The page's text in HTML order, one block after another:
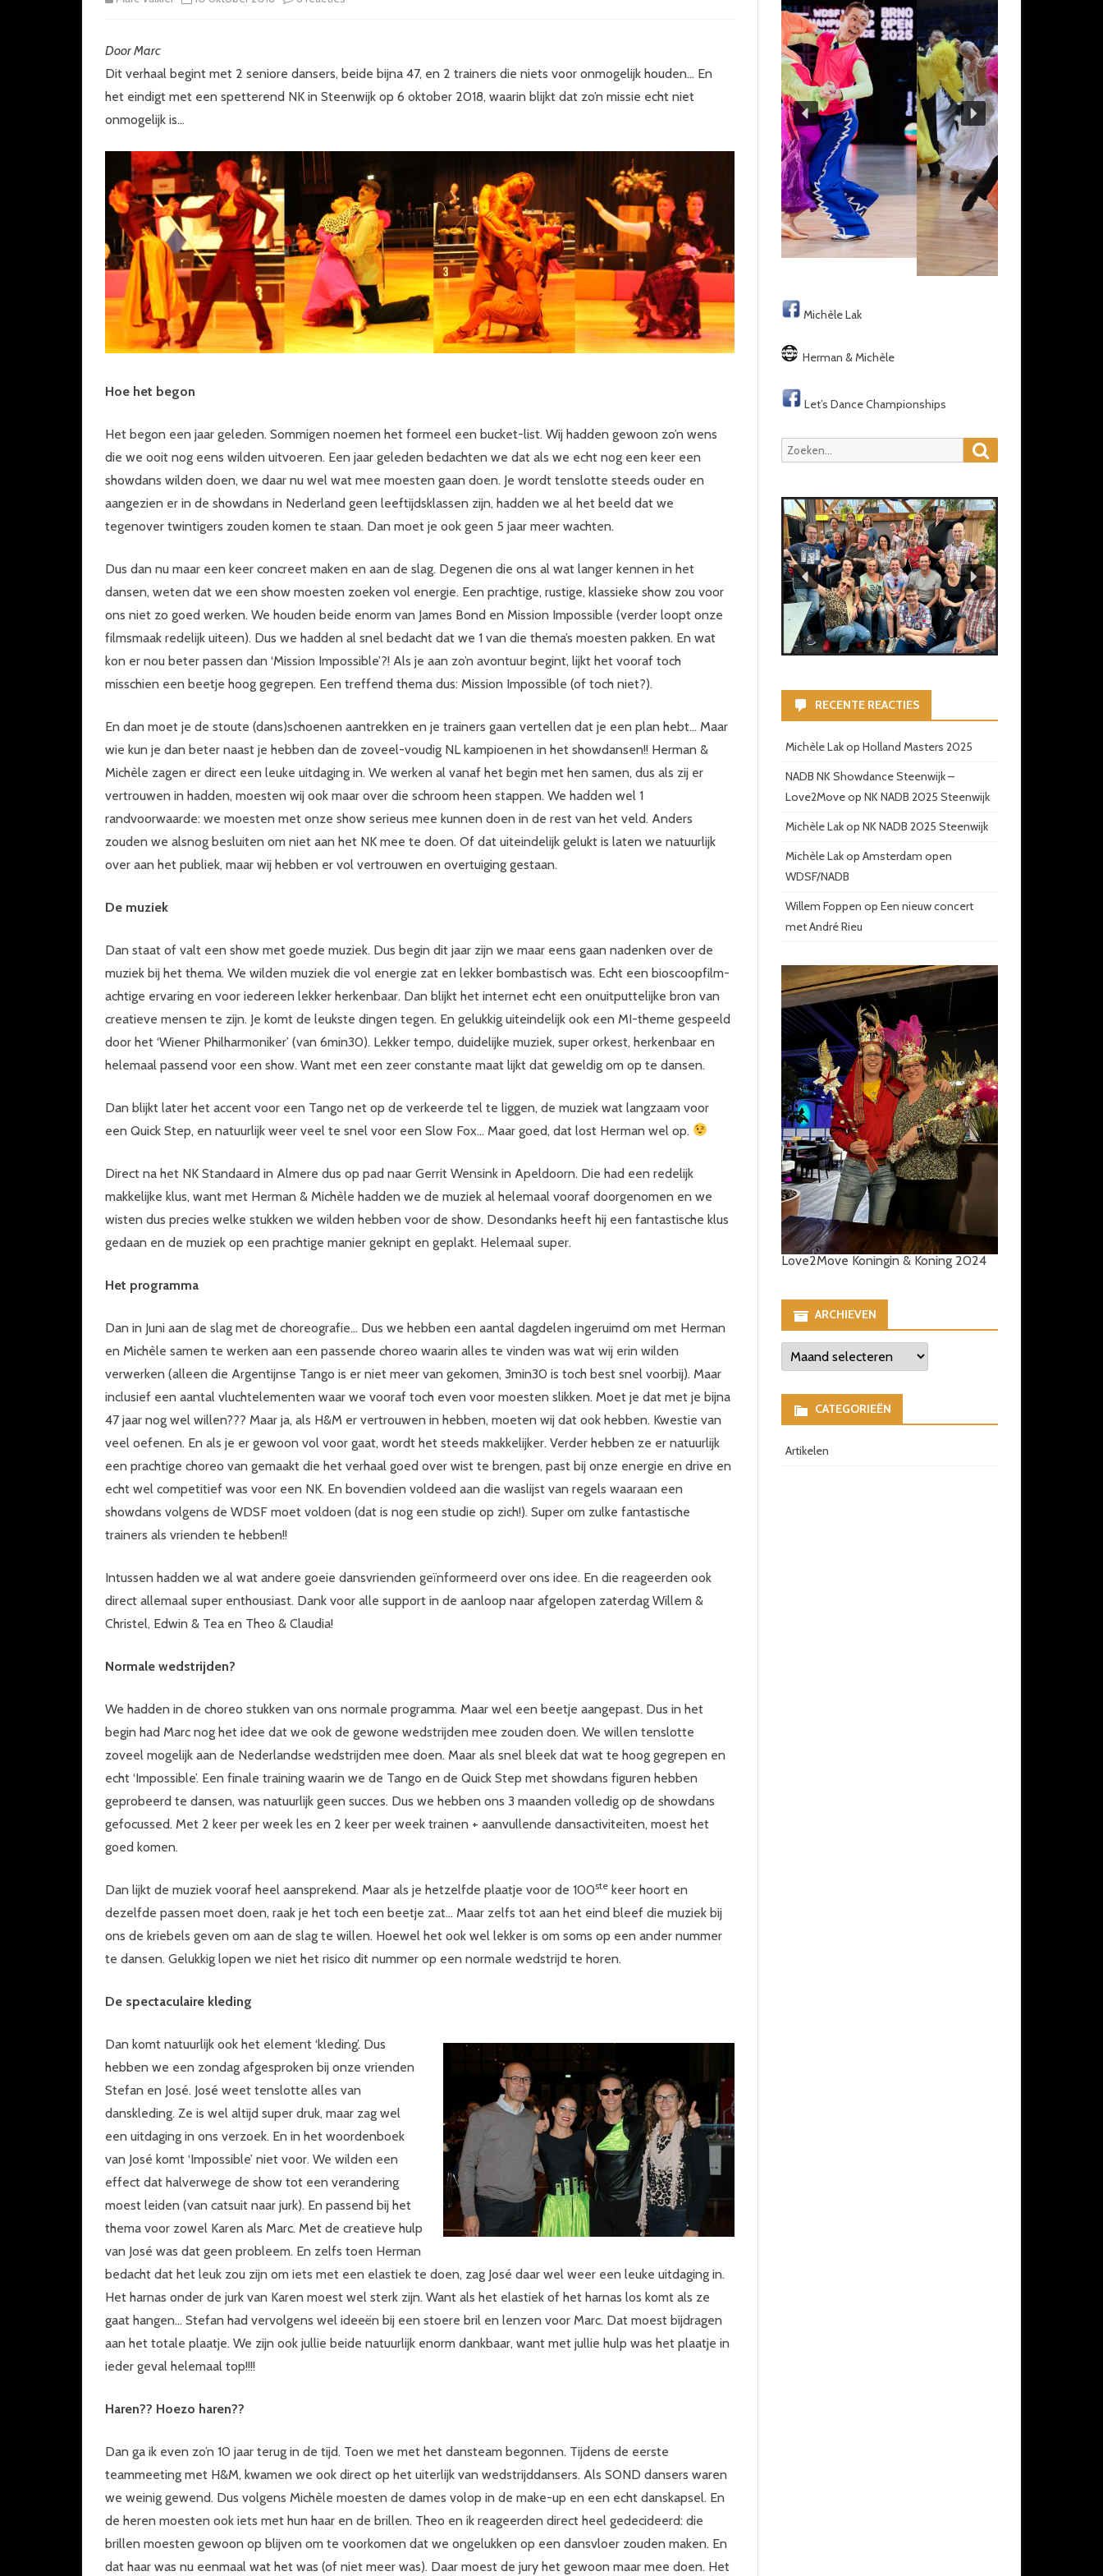
COACHES HAAR & MAKE-UP
Impossible:
Showdans
Door Marc
Dit verhaal begint met 2 seniore dansers, beide bijna 47, en 2 trainers die niets voor onmogelijk houden… En
het eindigt met een spetterend NK in Steenwijk op 6 oktober 2018, waarin blijkt dat zo’n missie echt niet
onmogelijk is…
Hoe het begon
Het begon een jaar geleden. Sommigen noemen het formeel een bucket-list. Wij hadden gewoon zo’n wens
die we ooit nog eens wilden uitvoeren. Een jaar geleden bedachten we dat als we echt nog een keer een
showdans wilden doen, we daar nu wel wat mee moesten gaan doen. Je wordt tenslotte steeds ouder en
aangezien er in de showdans in Nederland geen leeftijdsklassen zijn, hadden we al het beeld dat we
tegenover twintigers zouden komen te staan. Dan moet je ook geen 5 jaar meer wachten.
Dus dan nu maar een keer concreet maken en aan de slag. Degenen die ons al wat langer kennen in het
dansen, weten dat we een show moesten zoeken vol energie. Een prachtige, rustige, klassieke show zou voor
ons niet zo goed werken. We houden beide enorm van James Bond en Mission Impossible (verder loopt onze
filmsmaak redelijk uiteen). Dus we hadden al snel bedacht dat we 1 van die thema’s moesten pakken. En wat
kon er nou beter passen dan ‘Mission Impossible’?! Als je aan zo’n avontuur begint, lijkt het vooraf toch
misschien een beetje hoog gegrepen. Een treffend thema dus: Mission Impossible (of toch niet?).
En dan moet je de stoute (dans)schoenen aantrekken en je trainers gaan vertellen dat je een plan hebt… Maar
wie kun je dan beter naast je hebben dan de zoveel-voudig NL kampioenen in het showdansen!! Herman &
Michèle zagen er direct een leuke uitdaging in. We werken al vanaf het begin met hen samen, dus als zij er
vertrouwen in hadden, moesten wij ook maar over die schroom heen stappen. We hadden wel 1
randvoorwaarde: we moesten met onze show serieus mee kunnen doen in de rest van het veld. Anders
zouden we alsnog besluiten om niet aan het NK mee te doen. Of dat uiteindelijk gelukt is laten we natuurlijk
over aan het publiek, maar wij hebben er vol vertrouwen en overtuiging gestaan.
De muziek
Dan staat of valt een show met goede muziek. Dus begin dit jaar zijn we maar eens gaan nadenken over de
muziek bij het thema. We wilden muziek die vol energie zat en lekker bombastisch was. Echt een bioscoopfilm-
achtige ervaring en voor iedereen lekker herkenbaar. Dan blijkt het internet echt een onuitputtelijke bron van
creatieve mensen te zijn. Je komt de leukste dingen tegen. En gelukkig uiteindelijk ook een MI-theme gespeeld
door het ‘Wiener Philharmoniker’ (van 6min30). Lekker tempo, duidelijke muziek, super orkest, herkenbaar en
helemaal passend voor een show. Want met een zeer constante maat lijkt dat geweldig om op te dansen.
Dan blijkt later het accent voor een Tango net op de verkeerde tel te liggen, de muziek wat langzaam voor
een Quick Step, en natuurlijk weer veel te snel voor een Slow Fox… Maar goed, dat lost Herman wel op.
Direct na het NK Standaard in Almere dus op pad naar Gerrit Wensink in Apeldoorn. Die had een redelijk
makkelijke klus, want met Herman & Michèle hadden we de muziek al helemaal vooraf doorgenomen en we
wisten dus precies welke stukken we wilden hebben voor de show. Desondanks heeft hij een fantastische klus
gedaan en de muziek op een prachtige manier geknipt en geplakt. Helemaal super.
Het programma
Dan in Juni aan de slag met de choreografie… Dus we hebben een aantal dagdelen ingeruimd om met Herman
en Michèle samen te werken aan een passende choreo waarin alles te vinden was wat wij erin wilden
verwerken (alleen die Argentijnse Tango is er niet meer van gekomen, 3min30 is toch best snel voorbij). Maar
inclusief een aantal vluchtelementen waar we vooraf toch even voor moesten slikken. Moet je dat met je bijna
47 jaar nog wel willen??? Maar ja, als H&M er vertrouwen in hebben, moeten wij dat ook hebben. Kwestie van
veel oefenen. En als je er gewoon vol voor gaat, wordt het steeds makkelijker. Verder hebben ze er natuurlijk
een prachtige choreo van gemaakt die het verhaal goed over wist te brengen, past bij onze energie en drive en
echt wel competitief was voor een NK. En bovendien voldeed aan die waslijst van regels waaraan een
showdans volgens de WDSF moet voldoen (dat is nog een studie op zich!). Super om zulke fantastische
trainers als vrienden te hebben!!
Intussen hadden we al wat andere goeie dansvrienden geïnformeerd over ons idee. En die reageerden ook
direct allemaal super enthousiast. Dank voor alle support in de aanloop naar afgelopen zaterdag Willem &
Christel, Edwin & Tea en Theo & Claudia!
Normale wedstrijden?
We hadden in de choreo stukken van ons normale programma. Maar wel een beetje aangepast. Dus in het
begin had Marc nog het idee dat we ook de gewone wedstrijden mee zouden doen. We willen tenslotte
zoveel mogelijk aan de Nederlandse wedstrijden mee doen. Maar als snel bleek dat wat te hoog gegrepen en
echt ‘Impossible’. Een finale training waarin we de Tango en de Quick Step met showdans figuren hebben
geprobeerd te dansen, was natuurlijk geen succes. Dus we hebben ons 3 maanden volledig op de showdans
gefocussed. Met 2 keer per week les en 2 keer per week trainen + aanvullende dansactiviteiten, moest het
goed komen.
Dan lijkt de muziek vooraf heel aansprekend. Maar als je hetzelfde plaatje voor de 100ste keer hoort en
dezelfde passen moet doen, raak je het toch een beetje zat… Maar zelfs tot aan het eind bleef die muziek bij
ons de kriebels geven om aan de slag te willen. Hoewel het ook wel lekker is om soms op een ander nummer
te dansen. Gelukkig lopen we niet het risico dit nummer op een normale wedstrijd te horen.
De spectaculaire kleding
Dan komt natuurlijk ook het element ‘kleding’. Dus
hebben we een zondag afgesproken bij onze vrienden
Stefan en José. José weet tenslotte alles van
danskleding. Ze is wel altijd super druk, maar zag wel
een uitdaging in ons verzoek. En in het woordenboek
van José komt ‘Impossible’ niet voor. We wilden een
effect dat halverwege de show tot een verandering
moest leiden (van catsuit naar jurk). En passend bij het
thema voor zowel Karen als Marc. Met de creatieve hulp
van José was dat geen probleem. En zelfs toen Herman
bedacht dat het leuk zou zijn om iets met een elastiek te doen, zag José daar wel weer een leuke uitdaging in.
Het harnas onder de jurk van Karen moest wel sterk zijn. Want als het elastiek of het harnas los komt als ze
gaat hangen… Stefan had vervolgens wel ideeën bij een stoere bril en lenzen voor Marc. Dat moest bijdragen
aan het totale plaatje. We zijn ook jullie beide natuurlijk enorm dankbaar, want met jullie hulp was het plaatje in
ieder geval helemaal top!!!!
Haren?? Hoezo haren??
Dan ga ik even zo’n 10 jaar terug in de tijd. Toen we met het dansteam begonnen. Tijdens de eerste
teammeeting met H&M, kwamen we ook direct op het uiterlijk van wedstrijddansers. Als SOND dansers waren
we weinig gewend. Dus volgens Michèle moesten de dames volop in de make-up en een echt danskapsel. En
de heren moesten ook iets met hun haar en de brillen. Theo en ik reageerden direct heel gedecideerd: die
brillen moesten gewoon op blijven om te voorkomen dat we ongelukken op een dansvloer zouden maken. En
dat haar was nu eenmaal wat het was (of niet meer was). Daar moest de jury het gewoon maar mee doen. Het
Michèle Lak
Herman & Michèle
Let’s Dance Championships
Zoeken
naar:
RECENTE REACTIES
Michèle Lakop Holland Masters 2025
NADB NK Showdance Steenwijk –
Love2Moveop NK NADB 2025 Steenwijk
Michèle Lakop NK NADB 2025 Steenwijk
Michèle Lakop Amsterdam open
WDSF/NADB
Willem Foppen op Een nieuw concert
met André Rieu
Love2Move Koningin & Koning 2024
ARCHIEVEN
Archieven
CATEGORIEËN
Artikelen